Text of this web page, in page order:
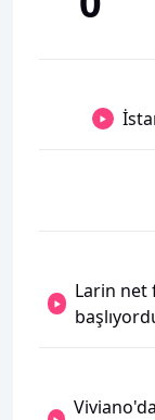
Larin net